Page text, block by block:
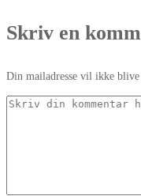
Skriv en
Din mailadresse vil ikke